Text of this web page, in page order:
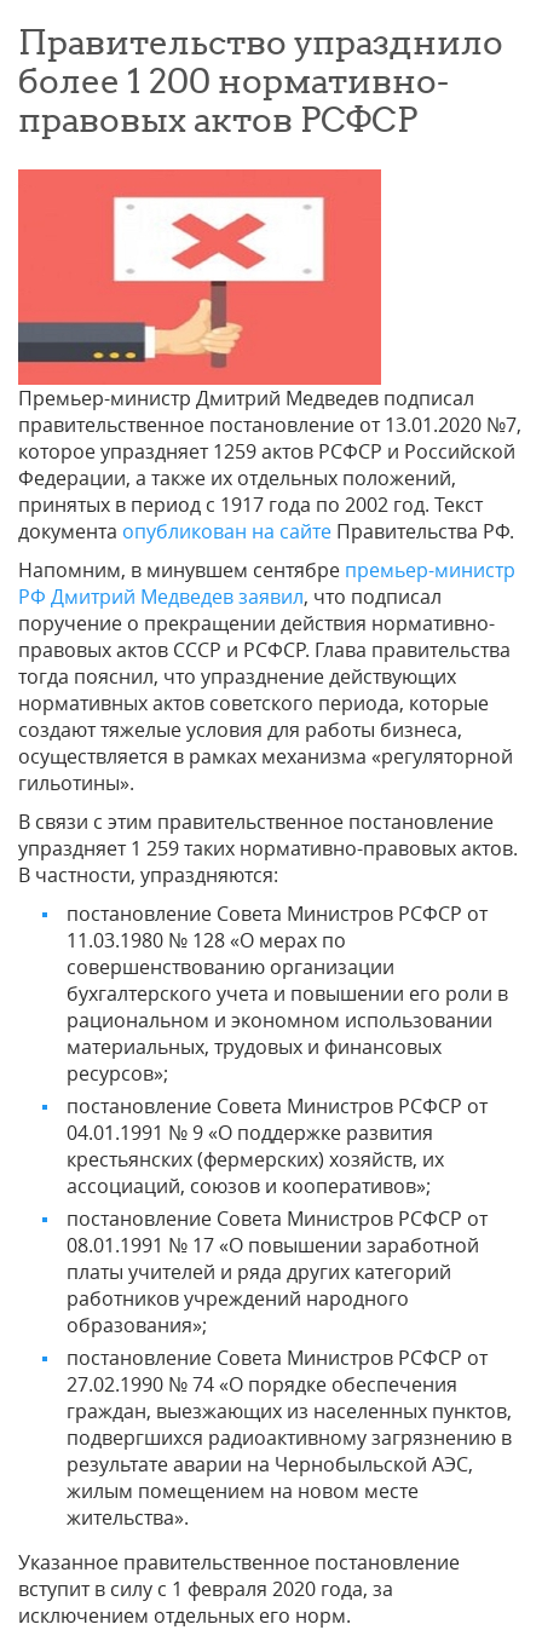
Правительство упразднило
более 1 200 нормативно-
правовых актов РСФСР
Премьер-министр Дмитрий Медведев подписал
правительственное постановление от 13.01.2020 №7,
которое упраздняет 1259 актов РСФСР и Российской
Федерации, а также их отдельных положений,
принятых в период с 1917 года по 2002 год. Текст
документа опубликован на сайте Правительства РФ.
Напомним, в минувшем сентябре премьер-министр
РФ Дмитрий Медведев заявил, что подписал
поручение о прекращении действия нормативно-
правовых актов СССР и РСФСР. Глава правительства
тогда пояснил, что упразднение действующих
нормативных актов советского периода, которые
создают тяжелые условия для работы бизнеса,
осуществляется в рамках механизма «регуляторной
гильотины».
В связи с этим правительственное постановление
упраздняет 1 259 таких нормативно-правовых актов.
В частности, упраздняются:
постановление Совета Министров РСФСР от
11.03.1980 № 128 «О мерах по
совершенствованию организации
бухгалтерского учета и повышении его роли в
рациональном и экономном использовании
материальных, трудовых и финансовых
ресурсов»;
постановление Совета Министров РСФСР от
04.01.1991 № 9 «О поддержке развития
крестьянских (фермерских) хозяйств, их
ассоциаций, союзов и кооперативов»;
постановление Совета Министров РСФСР от
08.01.1991 № 17 «О повышении заработной
платы учителей и ряда других категорий
работников учреждений народного
образования»;
постановление Совета Министров РСФСР от
27.02.1990 № 74 «О порядке обеспечения
граждан, выезжающих из населенных пунктов,
подвергшихся радиоактивному загрязнению в
результате аварии на Чернобыльской АЭС,
жилым помещением на новом месте
жительства».
Указанное правительственное постановление
вступит в силу с 1 февраля 2020 года, за
исключением отдельных его норм.